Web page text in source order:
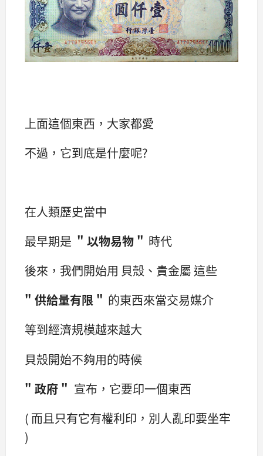
上面這個東西，大家都愛
不過，它到底是什麼呢?
在人類歷史當中
最早期是 " 以物易物 " 時代
後來，我們開始用 貝殼、貴金屬 這些
" 供給量有限 " 的東西來當交易媒介
等到經濟規模越來越大
貝殼開始不夠用的時候
" 政府 " 宣布，它要印一個東西
( 而且只有它有權利印，別人亂印要坐牢
)